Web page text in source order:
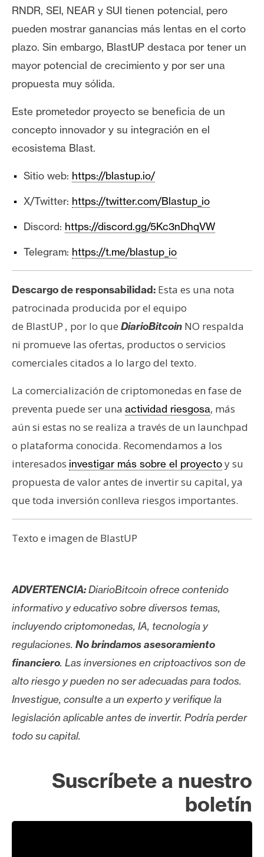
RNDR, SEI, NEAR y SUI tienen potencial, pero
pueden mostrar ganancias más lentas en el corto
plazo. Sin embargo, BlastUP destaca por tener un
mayor potencial de crecimiento y por ser una
propuesta muy sólida.
Este prometedor proyecto se beneficia de un
concepto innovador y su integración en el
ecosistema Blast.
Sitio web: https://blastup.io/
X/Twitter: https://twitter.com/Blastup_io
Discord: https://discord.gg/5Kc3nDhqVW
Telegram: https://t.me/blastup_io
Descargo de responsabilidad: Esta es una nota
patrocinada producida por el equipo
de BlastUP , por lo que DiarioBitcoin NO respalda
ni promueve las ofertas, productos o servicios
comerciales citados a lo largo del texto.
La comercialización de criptomonedas en fase de
preventa puede ser una actividad riesgosa, más
aún si estas no se realiza a través de un launchpad
o plataforma conocida. Recomendamos a los
interesados investigar más sobre el proyectoy su
propuesta de valor antes de invertir su capital, ya
que toda inversión conlleva riesgos importantes.
Texto e imagen de BlastUP
ADVERTENCIA:DiarioBitcoin ofrece contenido
informativo y educativo sobre diversos temas,
incluyendo criptomonedas, IA, tecnología y
regulaciones. No brindamos asesoramiento
financiero. Las inversiones en criptoactivos son de
alto riesgo y pueden no ser adecuadas para todos.
Investigue, consulte a un experto y verifique la
legislación aplicable antes de invertir. Podría perder
todo su capital.
Suscríbete a nuestro
boletín